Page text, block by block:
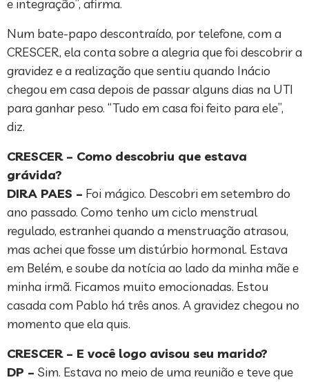
e integração”, afirma.
Num bate-papo descontraído, por telefone, com a
CRESCER, ela conta sobre a alegria que foi descobrir a
gravidez e a realização que sentiu quando Inácio
chegou em casa depois de passar alguns dias na UTI
para ganhar peso. “Tudo em casa foi feito para ele”,
diz.
CRESCER – Como descobriu que estava
grávida?
DIRA PAES – Foi mágico. Descobri em setembro do
ano passado. Como tenho um ciclo menstrual
regulado, estranhei quando a menstruação atrasou,
mas achei que fosse um distúrbio hormonal. Estava
em Belém, e soube da notícia ao lado da minha mãe e
minha irmã. Ficamos muito emocionadas. Estou
casada com Pablo há três anos. A gravidez chegou no
momento que ela quis.
CRESCER – E você logo avisou seu marido?
DP – Sim. Estava no meio de uma reunião e teve que